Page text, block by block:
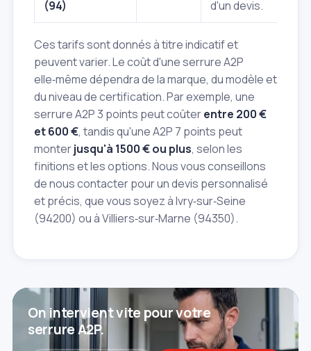
(94) d'un devis.
Ces tarifs sont donnés à titre indicatif et
peuvent varier. Le coût d'une serrure A2P
elle‑même dépendra de la marque, du modèle et
du niveau de certification. Par exemple, une
serrure A2P 3 points peut coûterentre 200 €
et 600 €, tandis qu'une A2P 7 points peut
monterjusqu'à 1500 € ou plus, selon les
finitions et les options. Nous vous conseillons
de nous contacter pour un devis personnalisé
et précis, que vous soyez à Ivry‑sur‑Seine
(94200) ou à Villiers‑sur‑Marne (94350).
On intervient vite pour votre
serrure A2P.